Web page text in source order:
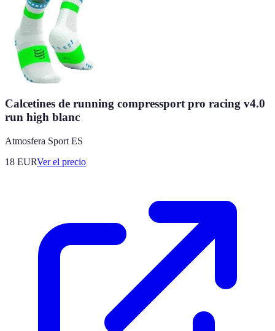
Calcetines de running compressport pro racing v4.0
run high blanc
Atmosfera Sport ES
18 EURVer el precio